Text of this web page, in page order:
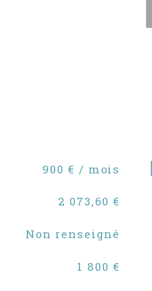
900 € / mois
2 073,60 €
Non renseigné
1 800 €